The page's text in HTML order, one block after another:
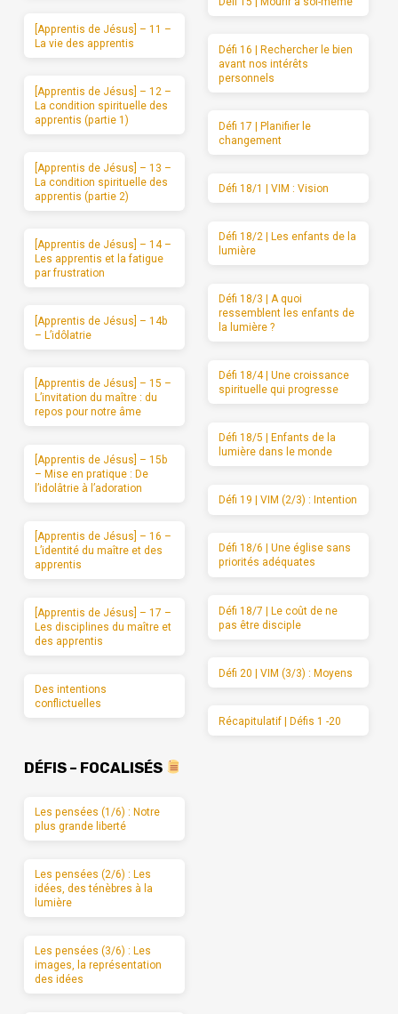
[Apprentis de Jésus] – 11 –
La vie des apprentis
[Apprentis de Jésus] – 12 –
La condition spirituelle des
apprentis (partie 1)
[Apprentis de Jésus] – 13 –
La condition spirituelle des
apprentis (partie 2)
[Apprentis de Jésus] – 14 –
Les apprentis et la fatigue
par frustration
[Apprentis de Jésus] – 14b
– L’idôlatrie
[Apprentis de Jésus] – 15 –
L’invitation du maître : du
repos pour notre âme
[Apprentis de Jésus] – 15b
– Mise en pratique : De
l’idolâtrie à l’adoration
[Apprentis de Jésus] – 16 –
L’identité du maître et des
apprentis
[Apprentis de Jésus] – 17 –
Les disciplines du maître et
des apprentis
Des intentions
conflictuelles
Défi 16 | Rechercher le bien
avant nos intérêts
personnels
Défi 17 | Planifier le
changement
Défi 18/1 | VIM : Vision
Défi 18/2 | Les enfants de la
lumière
Défi 18/3 | A quoi
ressemblent les enfants de
la lumière ?
Défi 18/4 | Une croissance
spirituelle qui progresse
Défi 18/5 | Enfants de la
lumière dans le monde
Défi 19 | VIM (2/3) : Intention
Défi 18/6 | Une église sans
priorités adéquates
Défi 18/7 | Le coût de ne
pas être disciple
Défi 20 | VIM (3/3) : Moyens
Récapitulatif | Défis 1 -20
DÉFIS – FOCALISÉS
Les pensées (1/6) : Notre
plus grande liberté
Les pensées (2/6) : Les
idées, des ténèbres à la
lumière
Les pensées (3/6) : Les
images, la représentation
des idées